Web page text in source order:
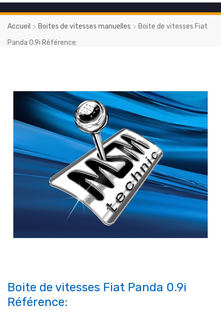
Accueil Boites de vitesses manuelles
Boite de vitesses Fiat
Panda 0.9i Référence:
Boite de vitesses Fiat Panda 0.9i
Référence: